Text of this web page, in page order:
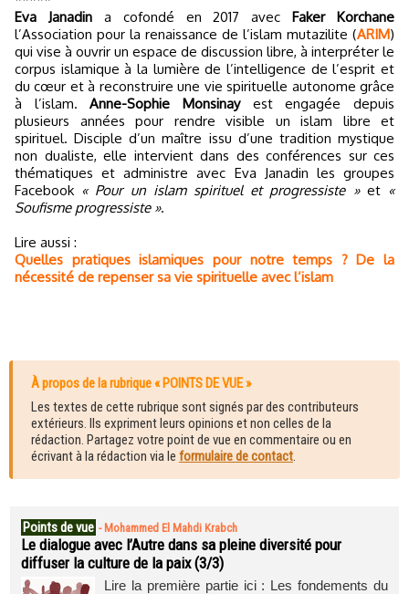
Eva Janadina cofondé en 2017 avec Faker Korchane
l’Association pour la renaissance de l’islam mutazilite (ARIM)
qui vise à ouvrir un espace de discussion libre, à interpréter le
corpus islamique à la lumière de l’intelligence de l’esprit et
du cœur et à reconstruire une vie spirituelle autonome grâce
à l’islam.Anne-Sophie Monsinayest engagée depuis
plusieurs années pour rendre visible un islam libre et
spirituel. Disciple d’un maître issu d’une tradition mystique
non dualiste, elle intervient dans des conférences sur ces
thématiques et administre avec Eva Janadin les groupes
Facebook « Pour un islam spirituel et progressiste »et «
Soufisme progressiste ».
Lire aussi :
Quelles pratiques islamiques pour notre temps ? De la
nécessité de repenser sa vie spirituelle avec l’islam
À propos de la rubrique « POINTS DE VUE »
Les textes de cette rubrique sont signés par des contributeurs
extérieurs. Ils expriment leurs opinions et non celles de la
rédaction. Partagez votre point de vue en commentaire ou en
écrivant à la rédaction via le formulaire de contact.
Points de vue - Mohammed El Mahdi Krabch
Le dialogue avec l’Autre dans sa pleine diversité pour
diffuser la culture de la paix (3/3)
Lire la première partie ici : Les fondements du